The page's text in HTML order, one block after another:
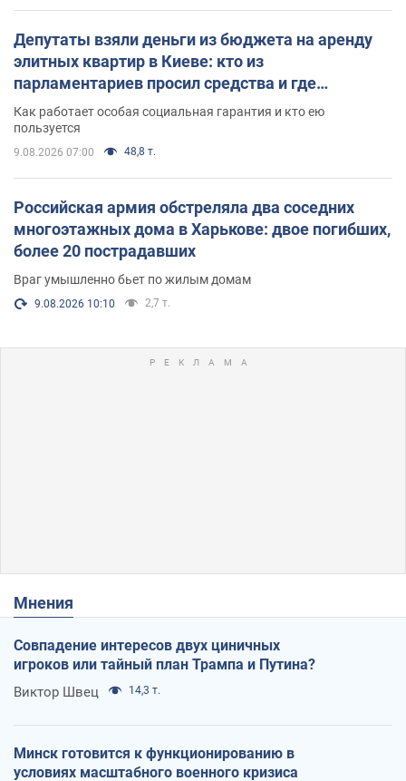
Депутаты взяли деньги из бюджета на аренду
элитных квартир в Киеве: кто из
парламентариев просил средства и где
поселился
Как работает особая социальная гарантия и кто ею
пользуется
9.08.2026 07:00 48,8 т.
Российская армия обстреляла два соседних
многоэтажных дома в Харькове: двое погибших,
более 20 пострадавших
Враг умышленно бьет по жилым домам
9.08.2026 10:10 2,7 т.
Мнения
Совпадение интересов двух циничных
игроков или тайный план Трампа и Путина?
Виктор Швец 14,3 т.
Минск готовится к функционированию в
условиях масштабного военного кризиса